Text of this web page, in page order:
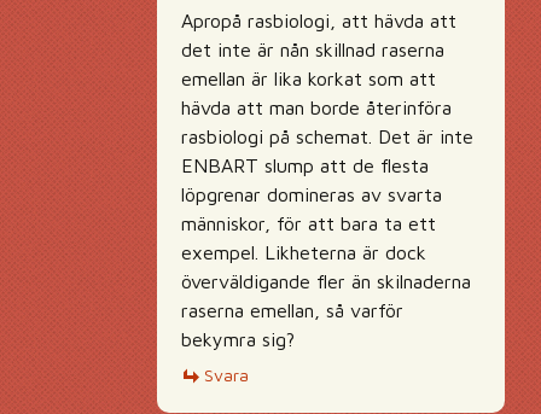
Apropå rasbiologi, att hävda att
det inte är nån skillnad raserna
emellan är lika korkat som att
hävda att man borde återinföra
rasbiologi på schemat. Det är inte
ENBART slump att de flesta
löpgrenar domineras av svarta
människor, för att bara ta ett
exempel. Likheterna är dock
överväldigande fler än skilnaderna
raserna emellan, så varför
bekymra sig?
Svara